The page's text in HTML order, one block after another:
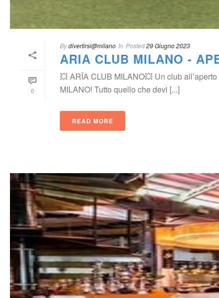
0
Bydivertirsi@milano In Posted29 Giugno 2023
ARIA CLUB MILANO -
💥 ARÏA CLUB MILANO💥 Un club
MILANO! Tutto quello che devi [...]
READ MORE